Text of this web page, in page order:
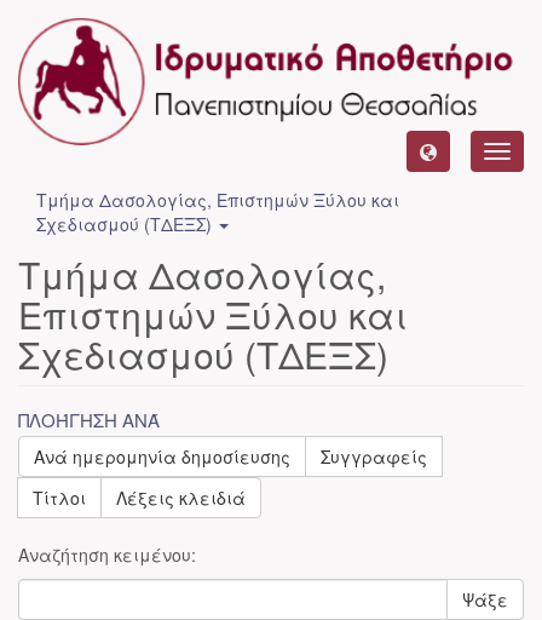
Τμήμα Δασολογίας, Επιστημών Ξύλου και
Σχεδιασμού (ΤΔΕΞΣ)
Τμήμα Δασολογίας,
Επιστημών Ξύλου και
Σχεδιασμού (ΤΔΕΞΣ)
ΠΛΟΉΓΗΣΗ ΑΝΆ
Ανά ημερομηνία δημοσίευσης
Συγγραφείς
Τίτλοι
Λέξεις κλειδιά
Αναζήτηση κειμένου:
Ψάξε